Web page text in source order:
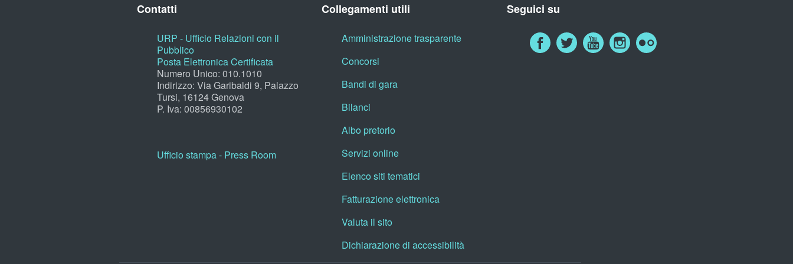
Contatti
URP - Ufficio Relazioni con il
Pubblico
Posta Elettronica Certificata
Numero Unico: 010.1010
Indirizzo: Via Garibaldi 9, Palazzo
Tursi, 16124 Genova
P. Iva: 00856930102
Ufficio stampa - Press Room
Collegamenti utili
Amministrazione trasparente
Concorsi
Bandi di gara
Bilanci
Albo pretorio
Servizi online
Elenco siti tematici
Fatturazione elettronica
Valuta il sito
Dichiarazione di accessibilità
Seguici su